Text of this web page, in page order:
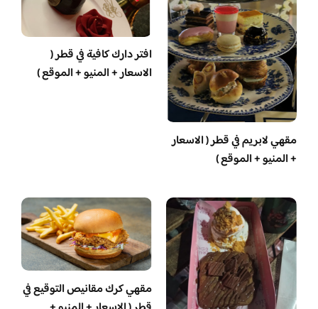
مقهي لابريم في قطر ( الاسعار
+ المنيو + الموقع )
افتر دارك كافية في قطر (
الاسعار + المنيو + الموقع )
مقهي كرك مقانيص التوقيع في